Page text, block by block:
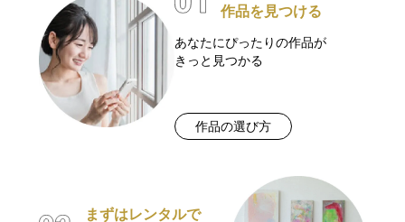
作品を見つける
あなたにぴったりの作品が
きっと見つかる
作品の選び方
まずはレンタルで